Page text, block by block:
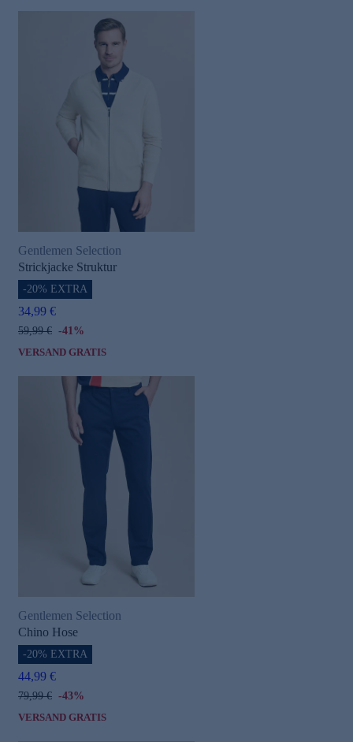
Gentlemen Selection
Strickjacke Struktur
-20% EXTRA
34,99 €
59,99 € -41%
VERSAND GRATIS
Gentlemen Selection
Chino Hose
-20% EXTRA
44,99 €
79,99 € -43%
VERSAND GRATIS